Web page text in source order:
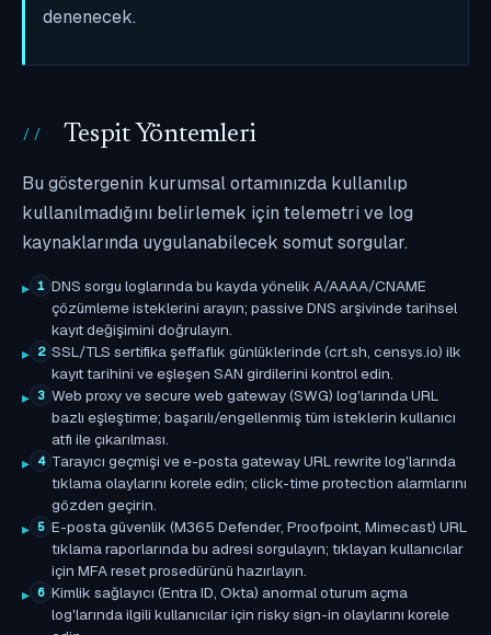
denenecek.
Tespit Yöntemleri
Bu göstergenin kurumsal ortamınızda kullanılıp
kullanılmadığını belirlemek için telemetri ve log
kaynaklarında uygulanabilecek somut sorgular.
1 DNS sorgu loglarında bu kayda yönelik A/AAAA/CNAME
çözümleme isteklerini arayın; passive DNS arşivinde tarihsel
kayıt değişimini doğrulayın.
2 SSL/TLS sertifika şeffaflık günlüklerinde (crt.sh, censys.io) ilk
kayıt tarihini ve eşleşen SAN girdilerini kontrol edin.
3 Web proxy ve secure web gateway (SWG) log'larında URL
bazlı eşleştirme; başarılı/engellenmiş tüm isteklerin kullanıcı
atfı ile çıkarılması.
4 Tarayıcı geçmişi ve e-posta gateway URL rewrite log'larında
tıklama olaylarını korele edin; click-time protection alarmlarını
gözden geçirin.
5 E-posta güvenlik (M365 Defender, Proofpoint, Mimecast) URL
tıklama raporlarında bu adresi sorgulayın; tıklayan kullanıcılar
için MFA reset prosedürünü hazırlayın.
6 Kimlik sağlayıcı (Entra ID, Okta) anormal oturum açma
log'larında ilgili kullanıcılar için risky sign-in olaylarını korele